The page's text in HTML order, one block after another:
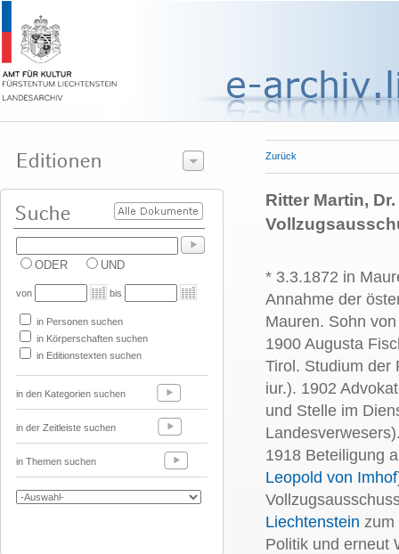
ODER UND
von bis
in Personen suchen
in Körperschaften suchen
in Editionstexten suchen
in den Kategorien suchen
in der Zeitleiste suchen
in Themen suchen
Zurück
Ritter Martin,
* 3.3.1872 in
Annahme der
Mauren. Sohn
1900 Augusta
Tirol. Studium der
iur.). 1902
und Stelle im
1918 Beteiligung
Leopold von Imhof
Liechtenstein zum
Politik und erneut